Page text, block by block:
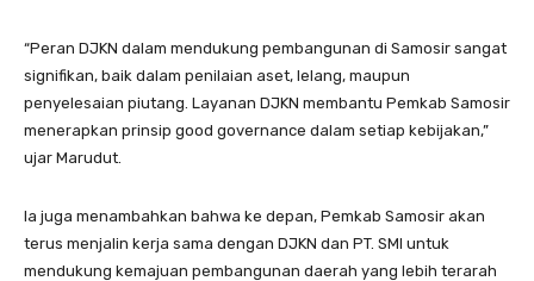
“Peran DJKN dalam mendukung pembangunan di Samosir sangat
signifikan, baik dalam penilaian aset, lelang, maupun
penyelesaian piutang. Layanan DJKN membantu Pemkab Samosir
menerapkan prinsip good governance dalam setiap kebijakan,”
ujar Marudut.
Ia juga menambahkan bahwa ke depan, Pemkab Samosir akan
terus menjalin kerja sama dengan DJKN dan PT. SMI untuk
mendukung kemajuan pembangunan daerah yang lebih terarah